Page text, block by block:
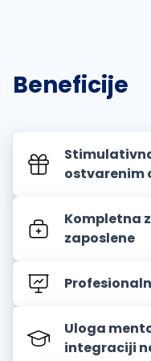
Beneficije
ostvarenim
Kompletna
zaposlene
Programi
razvoj
Uloga
integraciji